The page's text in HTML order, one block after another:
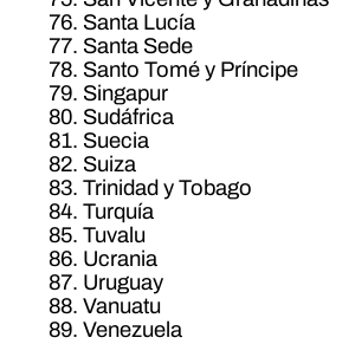
Santa Lucía
Santa Sede
Santo Tomé y Príncipe
Singapur
Sudáfrica
Suecia
Suiza
Trinidad y Tobago
Turquía
Tuvalu
Ucrania
Uruguay
Vanuatu
Venezuela